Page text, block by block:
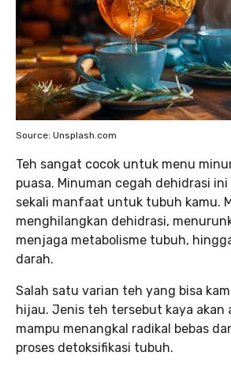
Source: Unsplash.com
Teh sangat cocok untuk menu
puasa. Minuman cegah dehidrasi
sekali manfaat untuk tubuh kamu.
menghilangkan dehidrasi,
menjaga metabolisme tubuh,
darah.
Salah satu varian teh yang bisa
hijau. Jenis teh tersebut kaya akan
mampu menangkal radikal bebas
proses detoksifikasi tubuh.